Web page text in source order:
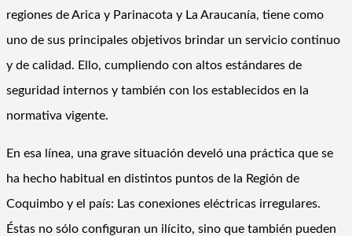
regiones de Arica y Parinacota y La Araucanía, tiene como
uno de sus principales objetivos brindar un servicio continuo
y de calidad. Ello, cumpliendo con altos estándares de
seguridad internos y también con los establecidos en la
normativa vigente.
En esa línea, una grave situación develó una práctica que se
ha hecho habitual en distintos puntos de la Región de
Coquimbo y el país: Las conexiones eléctricas irregulares.
Éstas no sólo configuran un ilícito, sino que también pueden